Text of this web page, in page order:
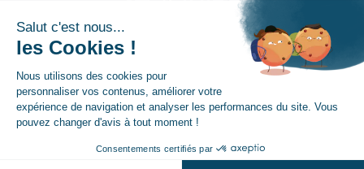
Mentions légales - Politique de protection des données -
Accessibilité :
partiellement conforme
© 2026 Magellan